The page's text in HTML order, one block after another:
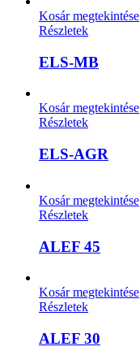
Kosár megtekintése
Részletek
ELS-MB
Kosár megtekintése
Részletek
ELS-AGR
Kosár megtekintése
Részletek
ALEF 45
Kosár megtekintése
Részletek
ALEF 30